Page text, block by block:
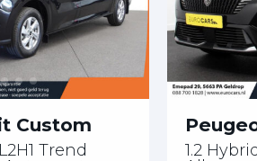
Custom
Trend
1.2